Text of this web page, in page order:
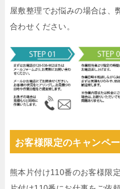
屋敷整理でお悩みの場合は、
合わせください。
お客様限定のキャンペ
熊本片付け110番のお客様限